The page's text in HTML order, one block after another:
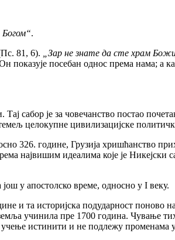
Богом“.
81, 6). „Зар не знате да сте храм
показује посебан однос према нама; а
је за човечанство постао
целокупне цивилизацијске
године, Грузија хришћанство
највишим идеалима које је Никејски
у апостолско време, односно у I веку.
историјска подударност поново нас
учинила пре 1700 година. Чување
истинити и не подлежу променама